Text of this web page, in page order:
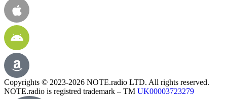
Copyrights © 2023-2026 NOTE.radio LTD. All rights reserved.
NOTE.radio is registred trademark – TM UK00003723279